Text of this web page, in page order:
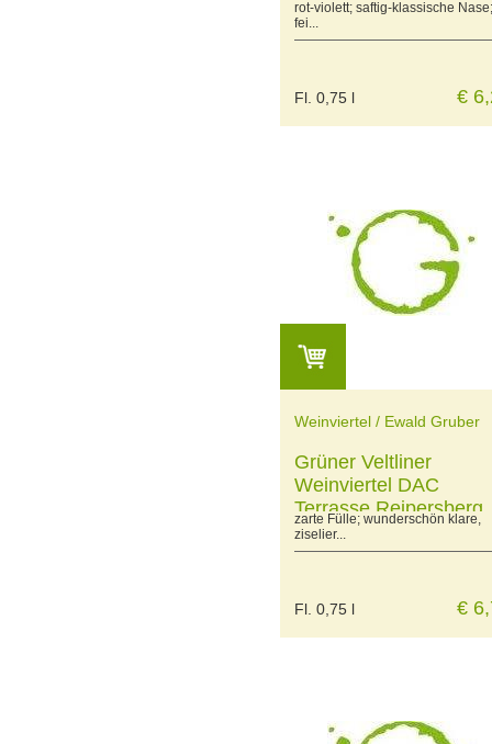
rot-violett; saftig-klassische Nase;
fei...
Fl. 0,75 l €
Weinviertel / Ewald Gruber
Grüner Veltliner
Weinviertel DAC
Terrasse Reipersberg
2007
zarte Fülle; wunderschön klare,
ziselier...
Fl. 0,75 l €